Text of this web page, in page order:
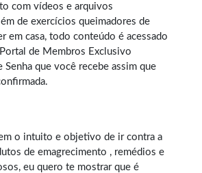
com vídeos e arquivos
de exercícios queimadores de
em casa, todo conteúdo é acessado
de Membros Exclusivo
Senha que você recebe assim que
o intuito e objetivo de ir contra a
de emagrecimento , remédios e
eu quero te mostrar que é